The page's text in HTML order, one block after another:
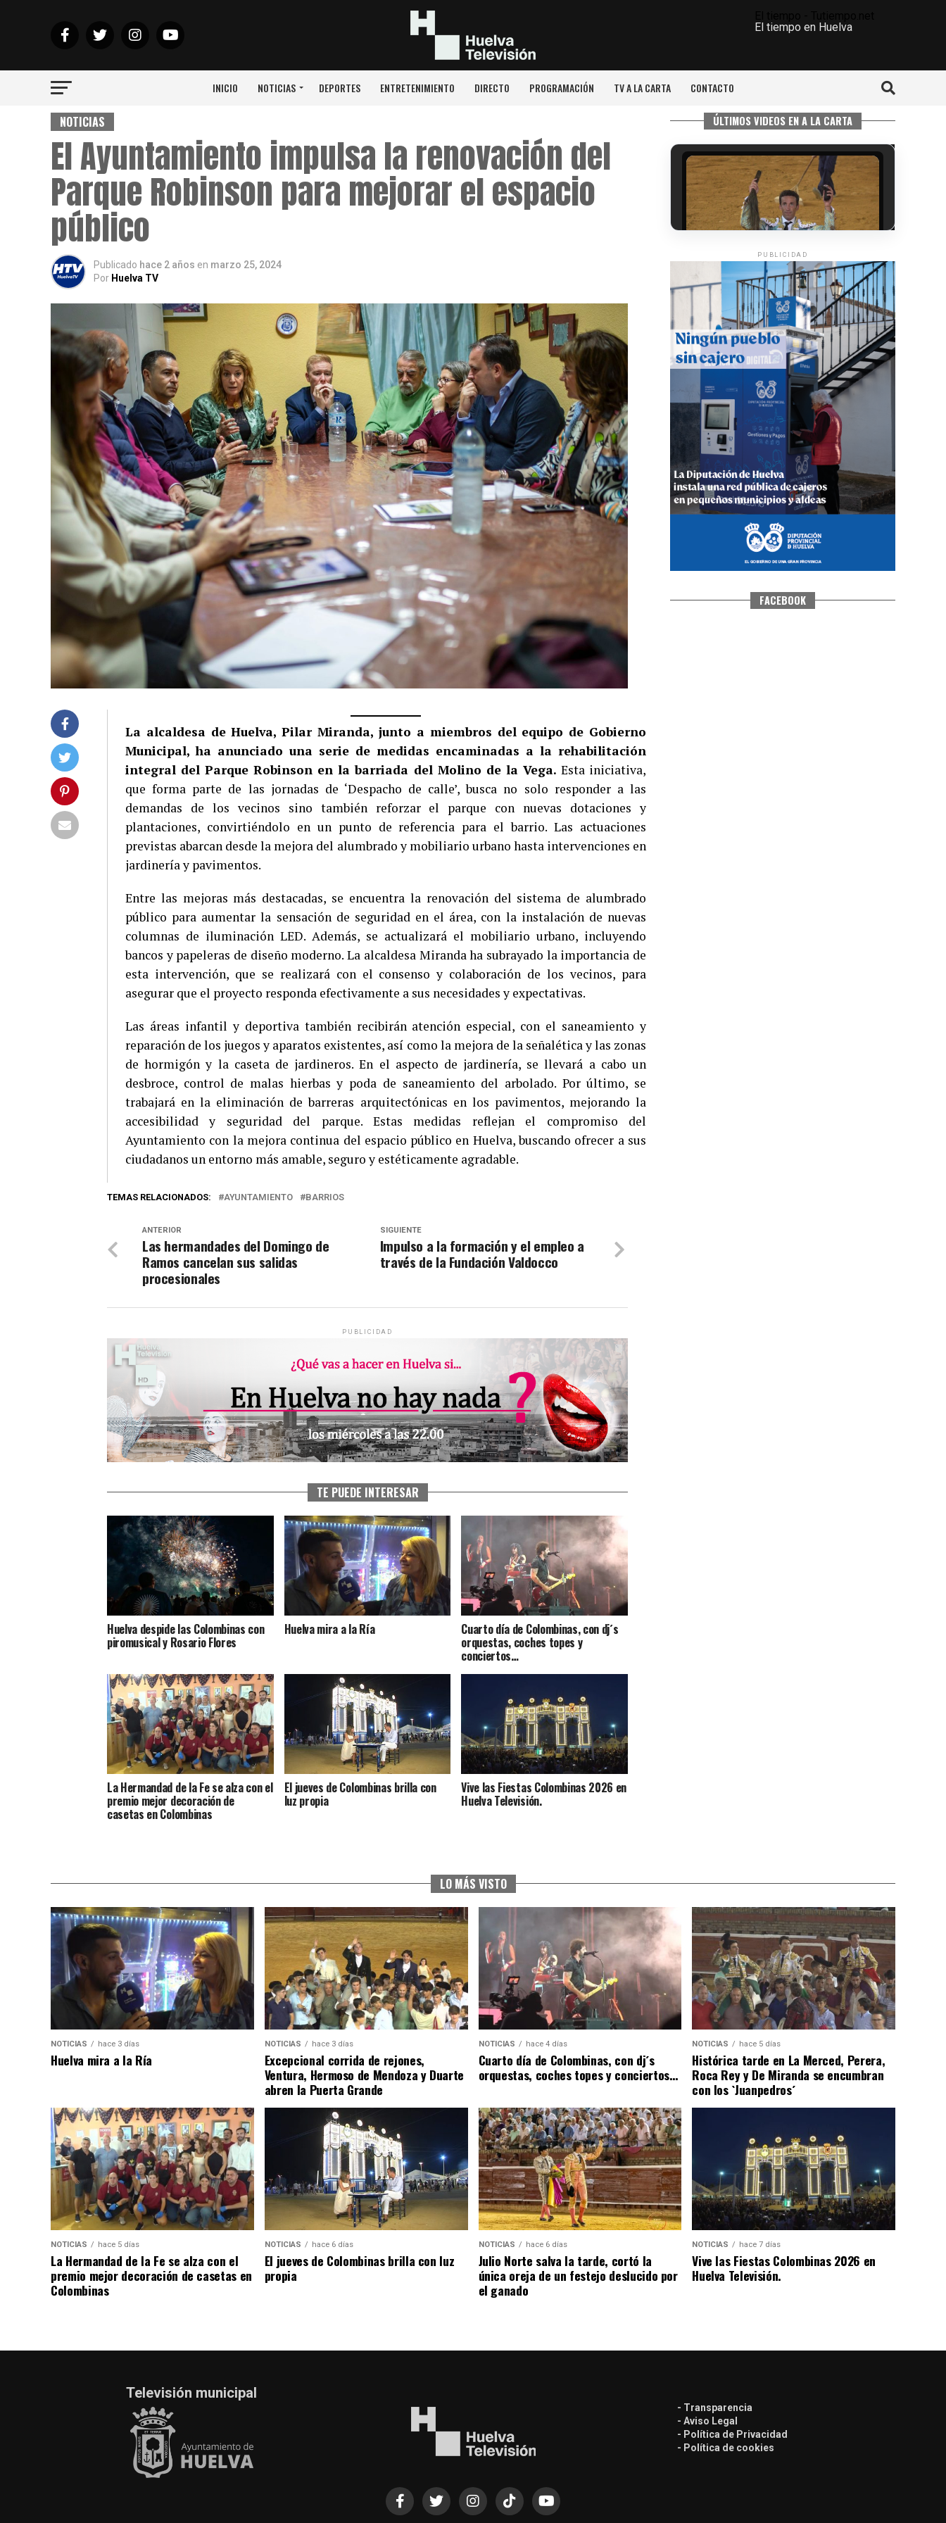
El tiempo en Huelva
INICIO NOTICIAS DEPORTES ENTRETENIMIENTO DIRECTO PROGRAMACIÓN TV A LA CARTA CONTACTO
NOTICIAS
El Ayuntamiento impulsa la renovación del
Parque Robinson para mejorar el espacio
público
Publicado hace 2 años en marzo 25, 2024
Por Huelva TV
La alcaldesa de Huelva, Pilar Miranda, junto a miembros del equipo de Gobierno
Municipal, ha anunciado una serie de medidas encaminadas a la rehabilitación
integral del Parque Robinson en la barriada del Molino de la Vega. Esta iniciativa,
que forma parte de las jornadas de ‘Despacho de calle’, busca no solo responder a las
demandas de los vecinos sino también reforzar el parque con nuevas dotaciones y
plantaciones, convirtiéndolo en un punto de referencia para el barrio. Las actuaciones
previstas abarcan desde la mejora del alumbrado y mobiliario urbano hasta intervenciones en
jardinería y pavimentos.
Entre las mejoras más destacadas, se encuentra la renovación del sistema de alumbrado
público para aumentar la sensación de seguridad en el área, con la instalación de nuevas
columnas de iluminación LED. Además, se actualizará el mobiliario urbano, incluyendo
bancos y papeleras de diseño moderno. La alcaldesa Miranda ha subrayado la importancia de
esta intervención, que se realizará con el consenso y colaboración de los vecinos, para
asegurar que el proyecto responda efectivamente a sus necesidades y expectativas.
Las áreas infantil y deportiva también recibirán atención especial, con el saneamiento y
reparación de los juegos y aparatos existentes, así como la mejora de la señalética y las zonas
de hormigón y la caseta de jardineros. En el aspecto de jardinería, se llevará a cabo un
desbroce, control de malas hierbas y poda de saneamiento del arbolado. Por último, se
trabajará en la eliminación de barreras arquitectónicas en los pavimentos, mejorando la
accesibilidad y seguridad del parque. Estas medidas reflejan el compromiso del
Ayuntamiento con la mejora continua del espacio público en Huelva, buscando ofrecer a sus
ciudadanos un entorno más amable, seguro y estéticamente agradable.
TEMAS RELACIONADOS: AYUNTAMIENTO BARRIOS
SIGUIENTE
Impulso a la formación y el empleo a
través de la Fundación Valdocco
ANTERIOR
Las hermandades del Domingo de
Ramos cancelan sus salidas
procesionales
PUBLICIDAD
TE PUEDE INTERESAR
Huelva despide las Colombinas con
piromusical y Rosario Flores
Huelva mira a la Ría Cuarto día de Colombinas, con dj´s
orquestas, coches topes y
conciertos…
La Hermandad de la Fe se alza con el
premio mejor decoración de
casetas en Colombinas
El jueves de Colombinas brilla con
luz propia
Vive las Fiestas Colombinas 2026 en
Huelva Televisión.
ÚLTIMOS VIDEOS EN A LA CARTA
6º DÍA DE LAS FIESTAS COLOMBINAS
2026
·Huelvatv
QUINTA CORRIDA DE LAS FIESTAS
COLOMBINAS 2026
hace 3 días· Huelvatv
PUBLICIDAD
FACEBOOK
LO MÁS VISTO
NOTICIAS hace 3 días
Huelva mira a la Ría
NOTICIAS hace 3 días
Excepcional corrida de rejones,
Ventura, Hermoso de Mendoza y Duarte
abren la Puerta Grande
NOTICIAS hace 4 días
Cuarto día de Colombinas, con dj´s
orquestas, coches topes y conciertos…
NOTICIAS hace 5 días
Histórica tarde en La Merced, Perera,
Roca Rey y De Miranda se encumbran
con los `Juanpedros´
NOTICIAS hace 5 días
La Hermandad de la Fe se alza con el
premio mejor decoración de casetas en
Colombinas
NOTICIAS hace 6 días
El jueves de Colombinas brilla con luz
propia
NOTICIAS hace 6 días
Julio Norte salva la tarde, cortó la
única oreja de un festejo deslucido por
el ganado
NOTICIAS hace 7 días
Vive las Fiestas Colombinas 2026 en
Huelva Televisión.
Televisión municipal
- Transparencia
- Aviso Legal
- Política de Privacidad
- Política de cookies